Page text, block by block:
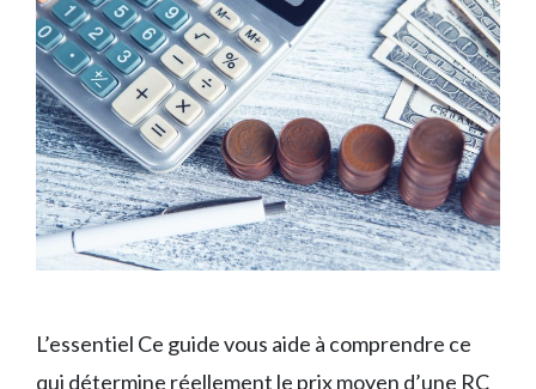
L’essentiel Ce guide vous aide à comprendre ce
qui détermine réellement le prix moyen d’une RC